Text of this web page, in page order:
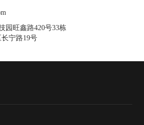
园旺鑫路420号33栋
宁路19号